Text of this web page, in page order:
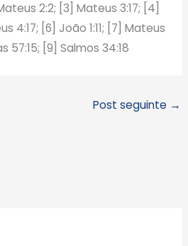
2:2; [3] Mateus 3:17; [4]
4:17; [6] João 1:11; [7] Mateus
57:15; [9] Salmos 34:18
Post seguinte →